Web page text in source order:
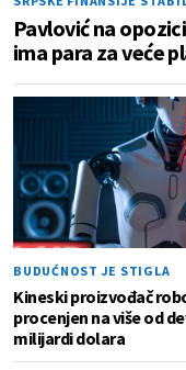
Pavlović na
ima para za veće
BUDUĆNOST JE STIGLA
Kineski proizvođač
procenjen na više od
milijardi dolara